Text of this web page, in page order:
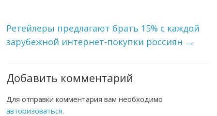
Ретейлеры предлагают брать 15% с каждой
зарубежной интернет-покупки россиян →
Добавить комментарий
Для отправки комментария вам необходимо
авторизоваться.